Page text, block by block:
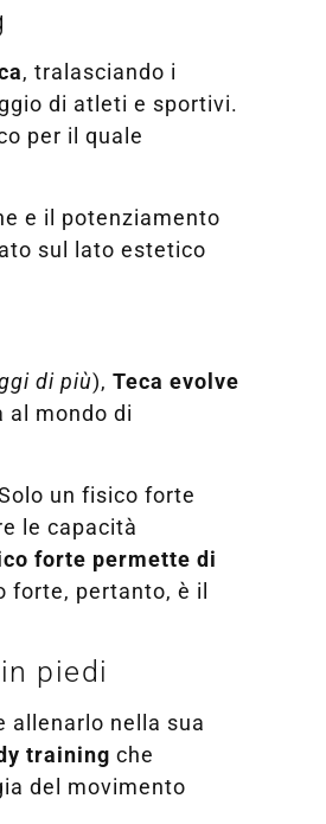
, tralasciando i
di atleti e sportivi.
per il quale
e il potenziamento
sul lato estetico
di più), Teca evolve
al mondo di
un fisico forte
le capacità
forte permette di
forte, pertanto, è il
piedi
allenarlo nella sua
training che
del movimento